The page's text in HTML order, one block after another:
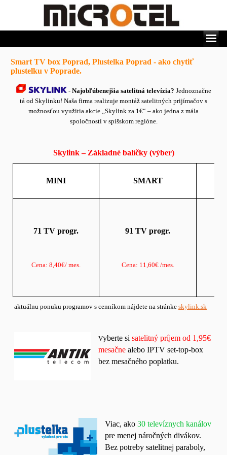
Smart TV box Poprad, Plustelka Poprad - ako chytiť
plustelku v Poprade.
- Najobľúbenejšia satelitná televízia? Jednoznačne
tá od Skylinku! Naša firma realizuje montáž satelitných prijímačov s
možnosťou využitia akcie „Skylink za 1€“ – ako jedna z mála
spoločností v spišskom regióne.
Skylink – Základné balíčky (výber)
MINI SMART
71 TV progr.
Cena: 8,40€/ mes.
91 TV progr.
Cena: 11,60€ /mes.
aktuálnu ponuku programov s cenníkom nájdete na stránke skylink.sk
Vyberte si satelitný príjem od 1,95€
mesačne alebo IPTV set-top-box
bez mesačného poplatku.
Viac, ako 30 televíznych kanálov
pre menej náročných divákov.
Bez potreby satelitnej paraboly,